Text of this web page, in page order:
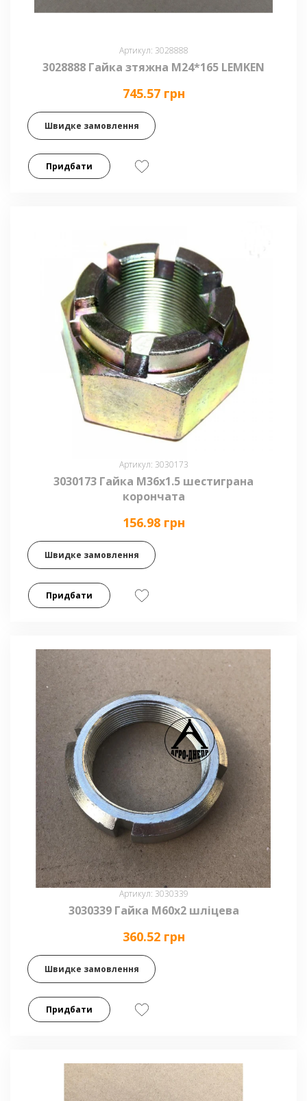
Артикул: 3028888
3028888 Гайка зтяжна М24*165 LEMKEN
745.57 грн
Швидке замовлення
Придбати
Артикул: 3030173
3030173 Гайка М36х1.5 шестиграна
корончата
156.98 грн
Швидке замовлення
Придбати
Артикул: 3030339
3030339 Гайка М60х2 шліцева
360.52 грн
Швидке замовлення
Придбати